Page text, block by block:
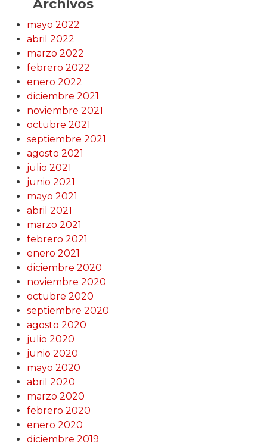
Archivos
mayo 2022
abril 2022
marzo 2022
febrero 2022
enero 2022
diciembre 2021
noviembre 2021
octubre 2021
septiembre 2021
agosto 2021
julio 2021
junio 2021
mayo 2021
abril 2021
marzo 2021
febrero 2021
enero 2021
diciembre 2020
noviembre 2020
octubre 2020
septiembre 2020
agosto 2020
julio 2020
junio 2020
mayo 2020
abril 2020
marzo 2020
febrero 2020
enero 2020
diciembre 2019